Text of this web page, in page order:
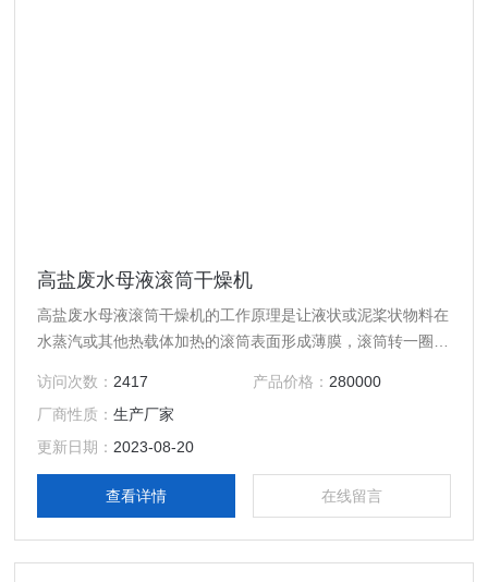
高盐废水母液滚筒干燥机
高盐废水母液滚筒干燥机的工作原理是让液状或泥桨状物料在
水蒸汽或其他热载体加热的滚筒表面形成薄膜，滚筒转一圈的
再次与原料接触并形成薄膜进行干燥。
访问次数： 2417 产品价格： 280000
厂商性质：生产厂家
更新日期： 2023-08-20
查看详情 在线留言